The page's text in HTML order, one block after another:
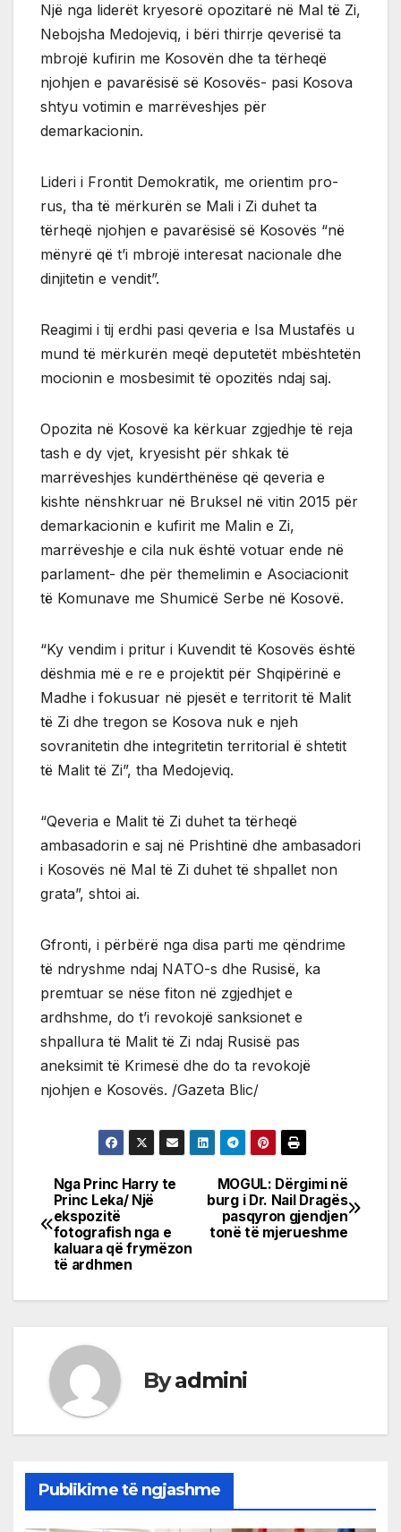
Një nga liderët kryesorë opozitarë në Mal të Zi,
Nebojsha Medojeviq, i bëri thirrje qeverisë ta
mbrojë kufirin me Kosovën dhe ta tërheqë
njohjen e pavarësisë së Kosovës- pasi Kosova
shtyu votimin e marrëveshjes për
demarkacionin.
Lideri i Frontit Demokratik, me orientim pro-
rus, tha të mërkurën se Mali i Zi duhet ta
tërheqë njohjen e pavarësisë së Kosovës “në
mënyrë që t’i mbrojë interesat nacionale dhe
dinjitetin e vendit”.
Reagimi i tij erdhi pasi qeveria e Isa Mustafës u
mund të mërkurën meqë deputetët mbështetën
mocionin e mosbesimit të opozitës ndaj saj.
Opozita në Kosovë ka kërkuar zgjedhje të reja
tash e dy vjet, kryesisht për shkak të
marrëveshjes kundërthënëse që qeveria e
kishte nënshkruar në Bruksel në vitin 2015 për
demarkacionin e kufirit me Malin e Zi,
marrëveshje e cila nuk është votuar ende në
parlament- dhe për themelimin e Asociacionit
të Komunave me Shumicë Serbe në Kosovë.
“Ky vendim i pritur i Kuvendit të Kosovës është
dëshmia më e re e projektit për Shqipërinë e
Madhe i fokusuar në pjesët e territorit të Malit
të Zi dhe tregon se Kosova nuk e njeh
sovranitetin dhe integritetin territorial ë shtetit
të Malit të Zi”, tha Medojeviq.
“Qeveria e Malit të Zi duhet ta tërheqë
ambasadorin e saj në Prishtinë dhe ambasadori
i Kosovës në Mal të Zi duhet të shpallet non
grata”, shtoi ai.
Gfronti, i përbërë nga disa parti me qëndrime
të ndryshme ndaj NATO-s dhe Rusisë, ka
premtuar se nëse fiton në zgjedhjet e
ardhshme, do t’i revokojë sanksionet e
shpallura të Malit të Zi ndaj Rusisë pas
aneksimit të Krimesë dhe do ta revokojë
njohjen e Kosovës. /Gazeta Blic/
Post
navigation
MOGUL: Dërgimi në
burg i Dr. Nail Dragës
pasqyron gjendjen
tonë të mjerueshme
Nga Princ Harry te
Princ Leka/ Një
ekspozitë
fotografish nga e
kaluara që frymëzon
të ardhmen
Byadmini
Publikime të ngjashme